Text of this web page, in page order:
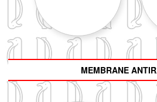
MEMBRANE